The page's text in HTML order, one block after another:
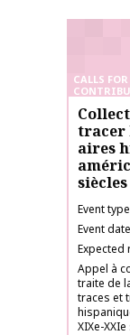
CALLS FOR
tracer
aires
siècles
Event type
Event
Expected
Appel à
traite de
traces et
XIXe-